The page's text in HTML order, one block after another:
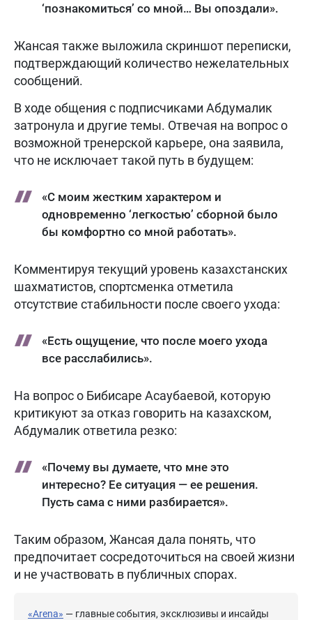
‘познакомиться’ со мной… Вы опоздали».
Жансая также выложила скриншот переписки,
подтверждающий количество нежелательных
сообщений.
В ходе общения с подписчиками Абдумалик
затронула и другие темы. Отвечая на вопрос о
возможной тренерской карьере, она заявила,
что не исключает такой путь в будущем:
«С моим жестким характером и
одновременно ‘легкостью’ сборной было
бы комфортно со мной работать».
Комментируя текущий уровень казахстанских
шахматистов, спортсменка отметила
отсутствие стабильности после своего ухода:
«Есть ощущение, что после моего ухода
все расслабились».
На вопрос о Бибисаре Асаубаевой, которую
критикуют за отказ говорить на казахском,
Абдумалик ответила резко:
«Почему вы думаете, что мне это
интересно? Ее ситуация — ее решения.
Пусть сама с ними разбирается».
Таким образом, Жансая дала понять, что
предпочитает сосредоточиться на своей жизни
и не участвовать в публичных спорах.
«Arena» — главные события, эксклюзивы и инсайды